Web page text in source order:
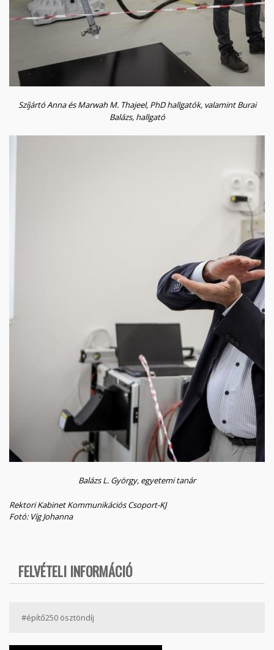
Szíjártó Anna és Marwah M. Thajeel, PhD hallgatók, valamint Burai
Balázs, hallgató
Balázs L. György, egyetemi tanár
Rektori Kabinet Kommunikációs Csoport-KJ
Fotó: Víg Johanna
FELVÉTELI INFORMÁCIÓ
#építő250 ösztöndíj